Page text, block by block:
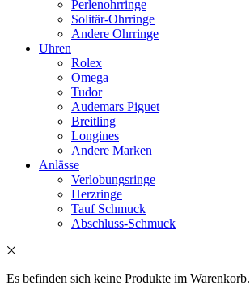
Perlenohrringe
Solitär-Ohrringe
Andere Ohrringe
Uhren
Rolex
Omega
Tudor
Audemars Piguet
Breitling
Longines
Andere Marken
Anlässe
Verlobungsringe
Herzringe
Tauf Schmuck
Abschluss-Schmuck
Es befinden sich keine Produkte im Warenkorb.